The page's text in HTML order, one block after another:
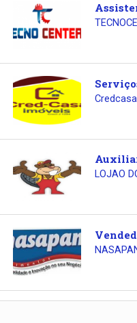
LOJAO